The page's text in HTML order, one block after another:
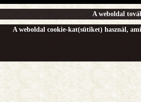
A weboldal
A weboldal cookie-kat(sütiket) használ,